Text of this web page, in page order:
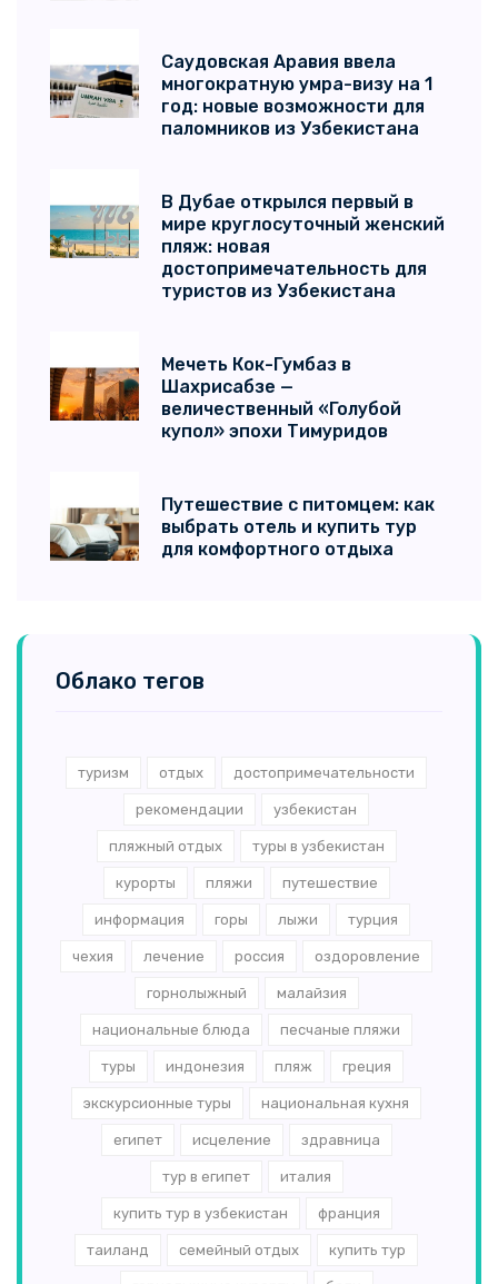
Саудовская Аравия ввела
многократную умра-визу на 1
год: новые возможности для
паломников из Узбекистана
В Дубае открылся первый в
мире круглосуточный женский
пляж: новая
достопримечательность для
туристов из Узбекистана
Мечеть Кок-Гумбаз в
Шахрисабзе —
величественный «Голубой
купол» эпохи Тимуридов
Путешествие с питомцем: как
выбрать отель и купить тур
для комфортного отдыха
Облако тегов
туризм отдых достопримечательности
рекомендации узбекистан
пляжный отдых туры в узбекистан
курорты пляжи путешествие
информация горы лыжи турция
чехия лечение россия оздоровление
горнолыжный малайзия
национальные блюда песчаные пляжи
туры индонезия пляж греция
экскурсионные туры национальная кухня
египет исцеление здравница
тур в египет италия
купить тур в узбекистан франция
таиланд семейный отдых купить тур